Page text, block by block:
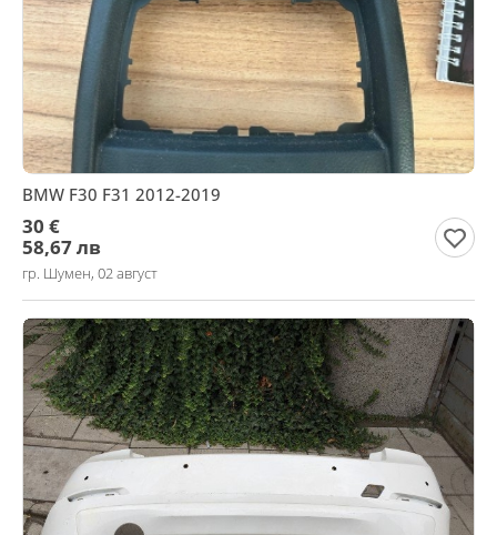
BMW F30 F31 2012-2019
30 €
58,67 лв
гр. Шумен, 02 август